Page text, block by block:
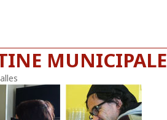
MUNICIPALE